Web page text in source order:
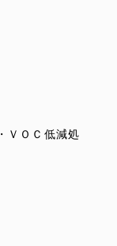
ＶＯＣ低減処